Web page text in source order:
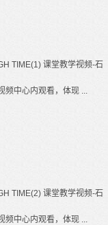
TIME(1) 课堂教学视频-石
频中心内观看，体现 ...
TIME(2) 课堂教学视频-石
频中心内观看，体现 ...